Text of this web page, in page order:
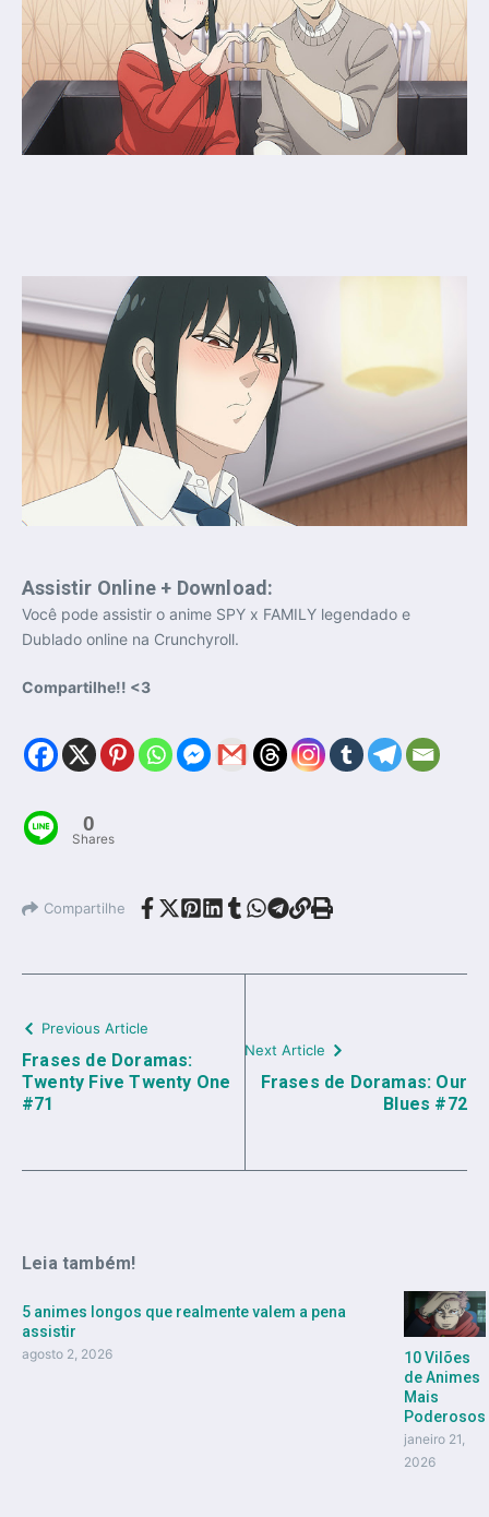
Assistir Online + Download:
Você pode assistir o anime SPY x FAMILY legendado e
Dublado online na Crunchyroll.
Compartilhe!! <3
0
Shares
Compartilhe
Previous Article
Frases de Doramas:
Twenty Five Twenty One
#71
Next Article
Frases de Doramas: Our
Blues #72
Leia também!
5 animes longos que realmente valem a pena
assistir
agosto 2, 2026
10 Vilões
de Animes
Mais
Poderosos
janeiro 21,
2026